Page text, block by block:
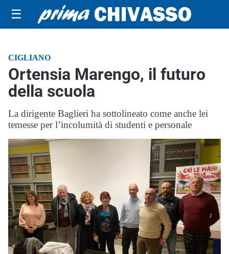
☰
CIGLIANO
Ortensia Marengo, il futuro
della scuola
La dirigente Baglieri ha sottolineato come anche lei
temesse per l’incolumità di studenti e personale